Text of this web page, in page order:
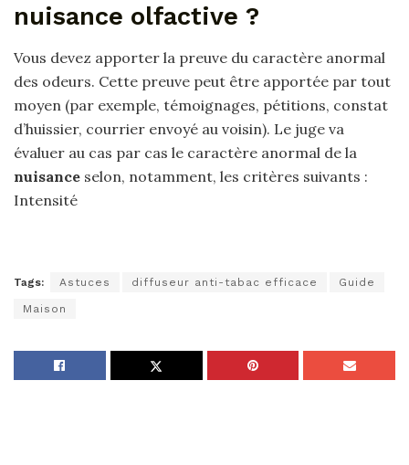
nuisance olfactive ?
Vous devez apporter la preuve du caractère anormal
des odeurs. Cette preuve peut être apportée par tout
moyen (par exemple, témoignages, pétitions, constat
d’huissier, courrier envoyé au voisin). Le juge va
évaluer au cas par cas le caractère anormal de la
nuisance selon, notamment, les critères suivants :
Intensité
Tags: Astuces diffuseur anti-tabac efficace Guide
Maison